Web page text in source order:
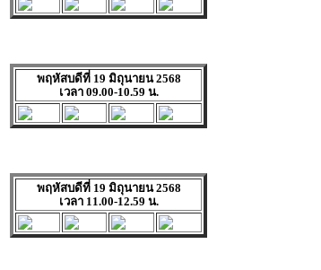
พฤหัสบดีที่ 19 มิถุนายน 2568
เวลา 09.00-10.59 น.
พฤหัสบดีที่ 19 มิถุนายน 2568
เวลา 11.00-12.59 น.